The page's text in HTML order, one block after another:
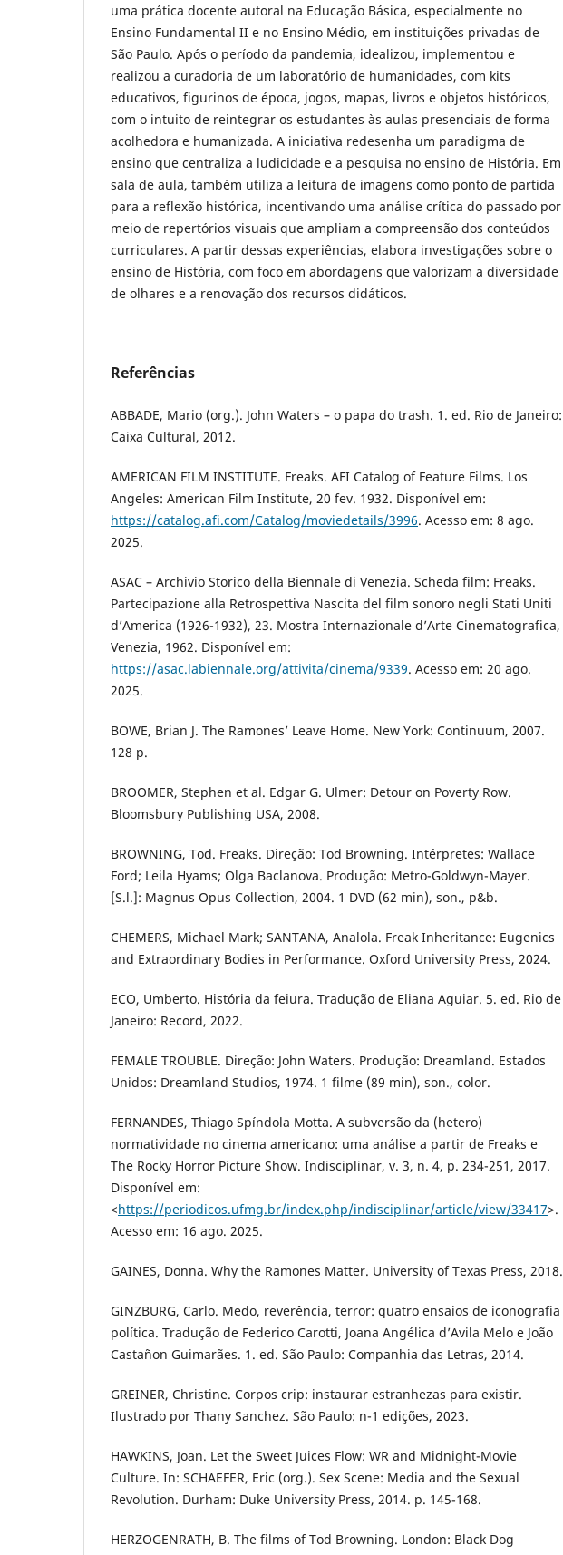
uma prática docente autoral na Educação Básica, especialmente no
Ensino Fundamental II e no Ensino Médio, em instituições privadas de
São Paulo. Após o período da pandemia, idealizou, implementou e
realizou a curadoria de um laboratório de humanidades, com kits
educativos, figurinos de época, jogos, mapas, livros e objetos históricos,
com o intuito de reintegrar os estudantes às aulas presenciais de forma
acolhedora e humanizada. A iniciativa redesenha um paradigma de
ensino que centraliza a ludicidade e a pesquisa no ensino de História. Em
sala de aula, também utiliza a leitura de imagens como ponto de partida
para a reflexão histórica, incentivando uma análise crítica do passado por
meio de repertórios visuais que ampliam a compreensão dos conteúdos
curriculares. A partir dessas experiências, elabora investigações sobre o
ensino de História, com foco em abordagens que valorizam a diversidade
de olhares e a renovação dos recursos didáticos.
Referências
ABBADE, Mario (org.). John Waters – o papa do trash. 1. ed. Rio de Janeiro:
Caixa Cultural, 2012.
AMERICAN FILM INSTITUTE. Freaks. AFI Catalog of Feature Films. Los
Angeles: American Film Institute, 20 fev. 1932. Disponível em:
https://catalog.afi.com/Catalog/moviedetails/3996. Acesso em: 8 ago.
2025.
ASAC – Archivio Storico della Biennale di Venezia. Scheda film: Freaks.
Partecipazione alla Retrospettiva Nascita del film sonoro negli Stati Uniti
d’America (1926-1932), 23. Mostra Internazionale d’Arte Cinematografica,
Venezia, 1962. Disponível em:
https://asac.labiennale.org/attivita/cinema/9339. Acesso em: 20 ago.
2025.
BOWE, Brian J. The Ramones’ Leave Home. New York: Continuum, 2007.
128 p.
BROOMER, Stephen et al. Edgar G. Ulmer: Detour on Poverty Row.
Bloomsbury Publishing USA, 2008.
BROWNING, Tod. Freaks. Direção: Tod Browning. Intérpretes: Wallace
Ford; Leila Hyams; Olga Baclanova. Produção: Metro-Goldwyn-Mayer.
[S.l.]: Magnus Opus Collection, 2004. 1 DVD (62 min), son., p&b.
CHEMERS, Michael Mark; SANTANA, Analola. Freak Inheritance: Eugenics
and Extraordinary Bodies in Performance. Oxford University Press, 2024.
ECO, Umberto. História da feiura. Tradução de Eliana Aguiar. 5. ed. Rio de
Janeiro: Record, 2022.
FEMALE TROUBLE. Direção: John Waters. Produção: Dreamland. Estados
Unidos: Dreamland Studios, 1974. 1 filme (89 min), son., color.
FERNANDES, Thiago Spíndola Motta. A subversão da (hetero)
normatividade no cinema americano: uma análise a partir de Freaks e
The Rocky Horror Picture Show. Indisciplinar, v. 3, n. 4, p. 234-251, 2017.
Disponível em:
<https://periodicos.ufmg.br/index.php/indisciplinar/article/view/33417>.
Acesso em: 16 ago. 2025.
GAINES, Donna. Why the Ramones Matter. University of Texas Press, 2018.
GINZBURG, Carlo. Medo, reverência, terror: quatro ensaios de iconografia
política. Tradução de Federico Carotti, Joana Angélica d’Avila Melo e João
Castañon Guimarães. 1. ed. São Paulo: Companhia das Letras, 2014.
GREINER, Christine. Corpos crip: instaurar estranhezas para existir.
Ilustrado por Thany Sanchez. São Paulo: n-1 edições, 2023.
HAWKINS, Joan. Let the Sweet Juices Flow: WR and Midnight-Movie
Culture. In: SCHAEFER, Eric (org.). Sex Scene: Media and the Sexual
Revolution. Durham: Duke University Press, 2014. p. 145-168.
HERZOGENRATH, B. The films of Tod Browning. London: Black Dog